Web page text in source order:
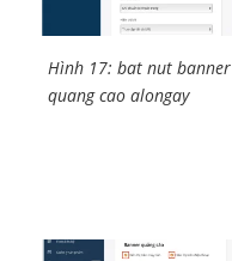
Hình 17: bat nut banner
quang cao alongay